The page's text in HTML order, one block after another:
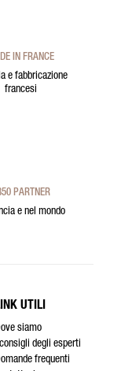
IN FRANCE
e fabbricazione
francesi
PARTNER
e nel mondo
UTILI
siamo
degli esperti
frequenti